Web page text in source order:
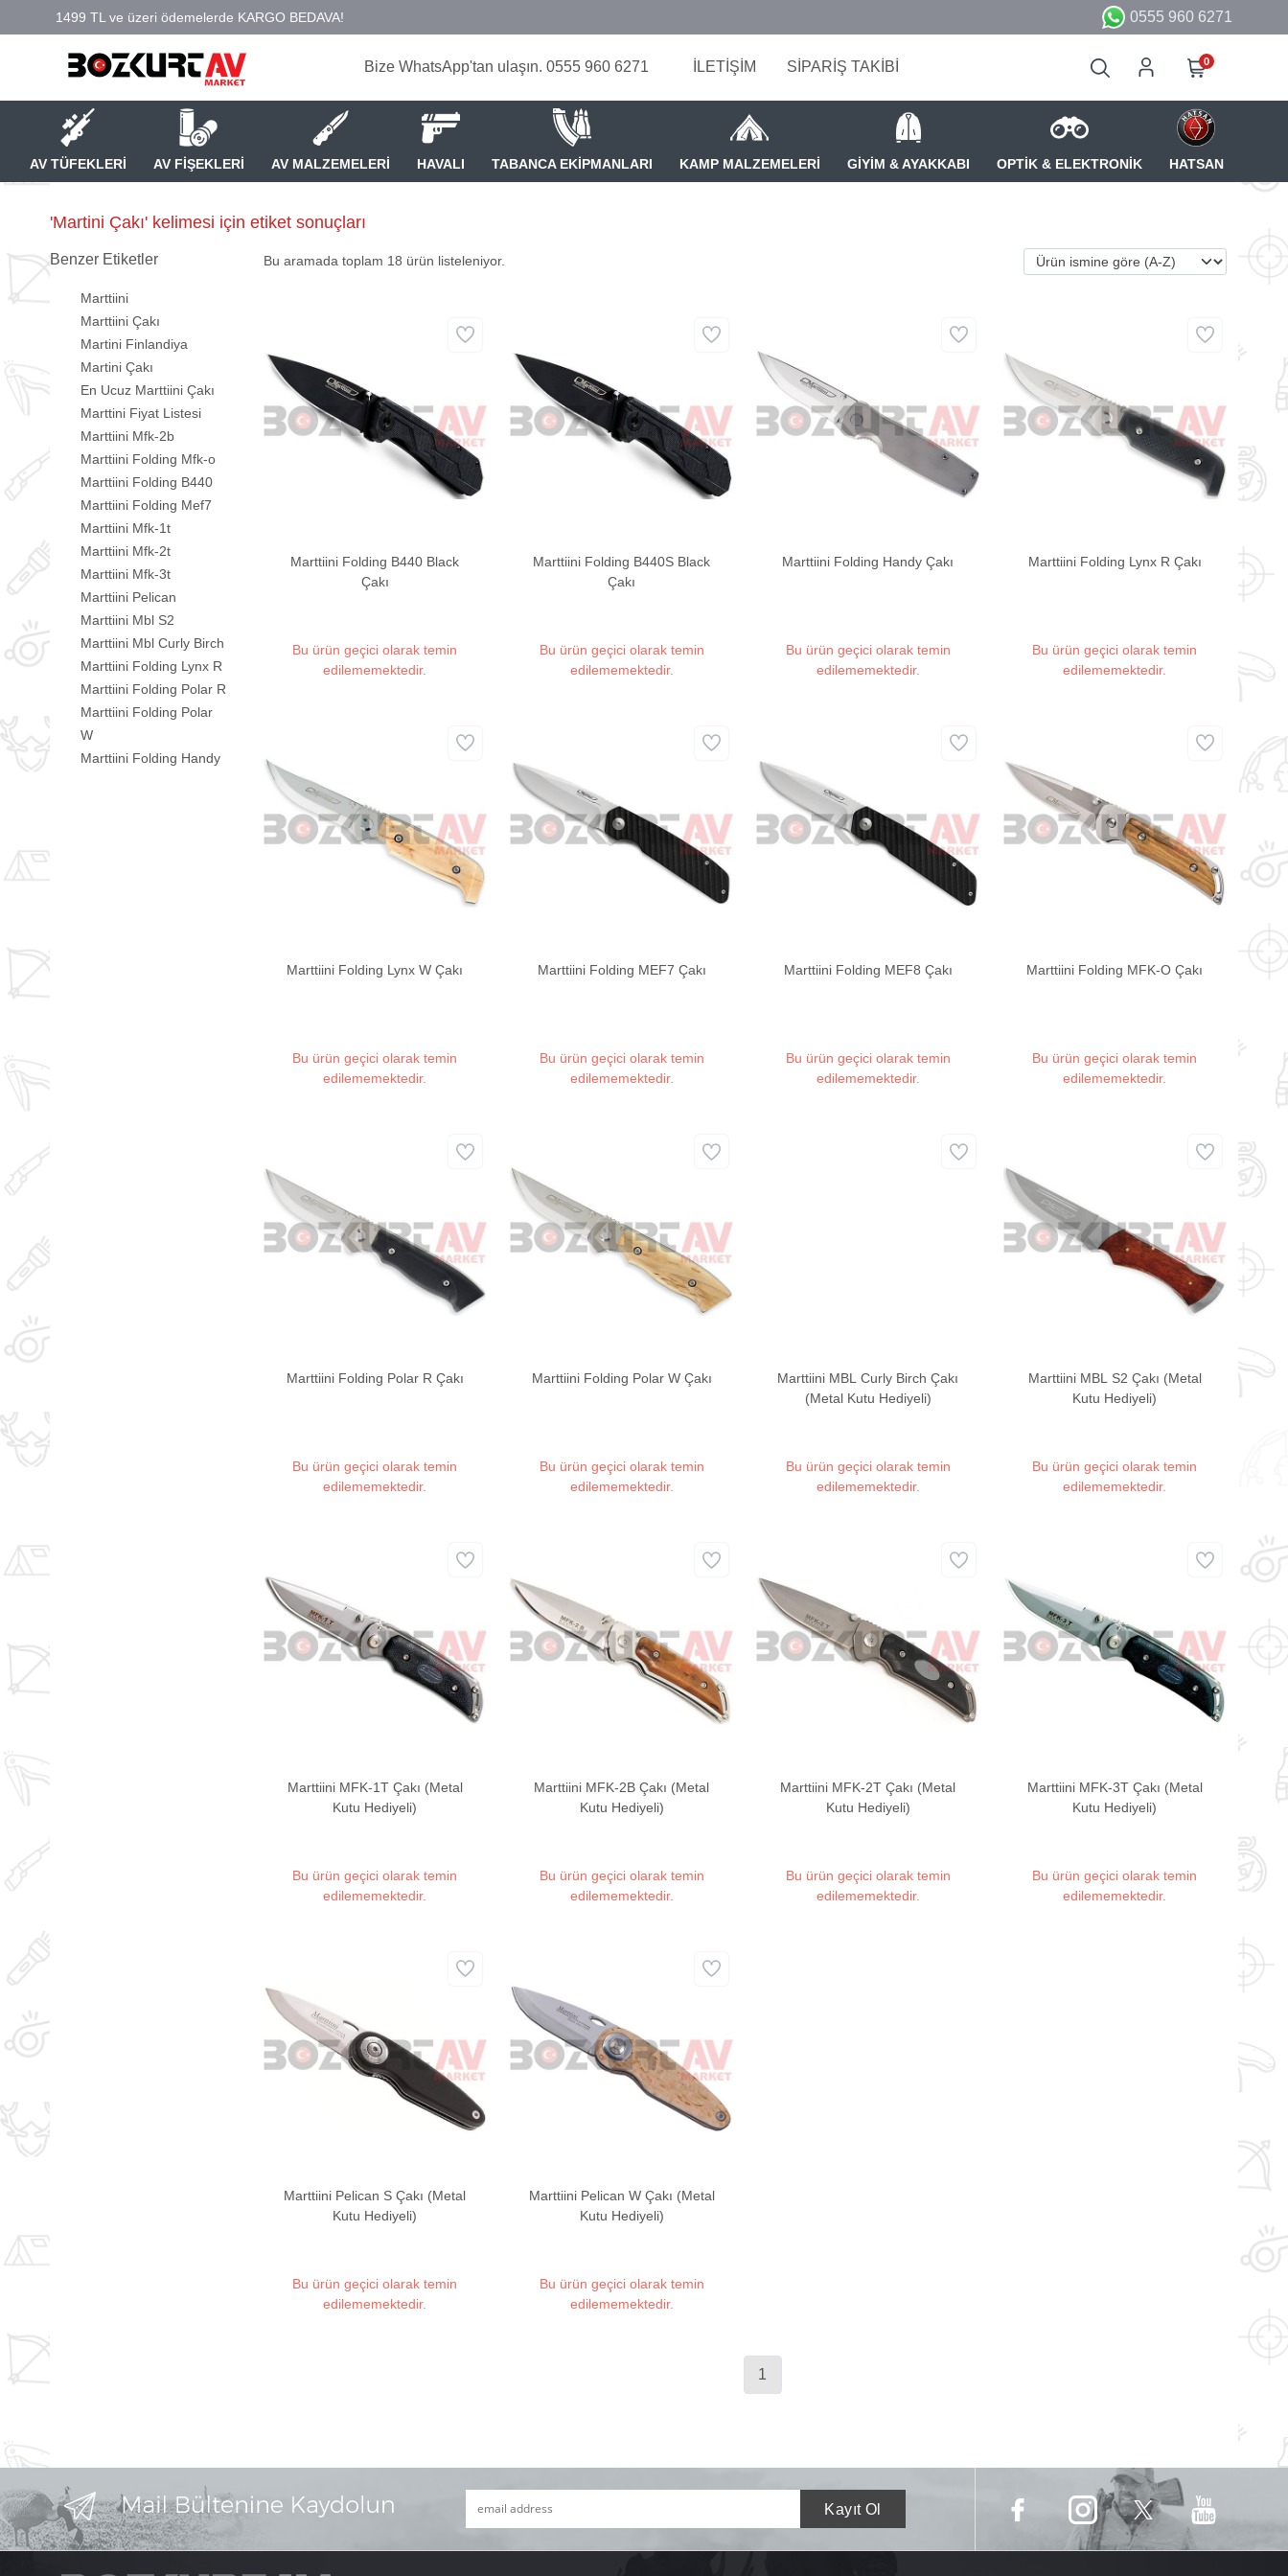
0555 960 6271
Bize WhatsApp'tan ulaşın. 0555 960 6271 İLETİŞİM SİPARİŞ TAKİBİ 0
AV TÜFEKLERİ AV FİŞEKLERİ AV MALZEMELERİ HAVALI TABANCA EKİPMANLARI KAMP MALZEMELERİ GİYİM & AYAKKABI OPTİK & ELEKTRONİK HATSAN
'Martini Çakı' kelimesi için etiket sonuçları
Benzer Etiketler
Marttiini
Marttiini Çakı
Martini Finlandiya
Martini Çakı
En Ucuz Marttiini Çakı
Marttini Fiyat Listesi
Marttiini Mfk-2b
Marttiini Folding Mfk-o
Marttiini Folding B440
Marttiini Folding Mef7
Marttiini Mfk-1t
Marttiini Mfk-2t
Marttiini Mfk-3t
Marttiini Pelican
Marttiini Mbl S2
Marttiini Mbl Curly Birch
Marttiini Folding Lynx R
Marttiini Folding Polar R
Marttiini Folding Polar
W
Marttiini Folding Handy
Bu aramada toplam 18 ürün listeleniyor.
Marttiini Folding B440 Black
Çakı
Bu ürün geçici olarak temin
edilememektedir.
Marttiini Folding B440S Black
Çakı
Bu ürün geçici olarak temin
edilememektedir.
Marttiini Folding Handy Çakı
Bu ürün geçici olarak temin
edilememektedir.
Marttiini Folding Lynx R Çakı
Bu ürün geçici olarak temin
edilememektedir.
Marttiini Folding Lynx W Çakı
Bu ürün geçici olarak temin
edilememektedir.
Marttiini Folding MEF7 Çakı
Bu ürün geçici olarak temin
edilememektedir.
Marttiini Folding MEF8 Çakı
Bu ürün geçici olarak temin
edilememektedir.
Marttiini Folding MFK-O Çakı
Bu ürün geçici olarak temin
edilememektedir.
Marttiini Folding Polar R Çakı
Bu ürün geçici olarak temin
edilememektedir.
Marttiini Folding Polar W Çakı
Bu ürün geçici olarak temin
edilememektedir.
Marttiini MBL Curly Birch Çakı
(Metal Kutu Hediyeli)
Bu ürün geçici olarak temin
edilememektedir.
Marttiini MBL S2 Çakı (Metal
Kutu Hediyeli)
Bu ürün geçici olarak temin
edilememektedir.
Marttiini MFK-1T Çakı (Metal
Kutu Hediyeli)
Bu ürün geçici olarak temin
edilememektedir.
Marttiini MFK-2B Çakı (Metal
Kutu Hediyeli)
Bu ürün geçici olarak temin
edilememektedir.
Marttiini MFK-2T Çakı (Metal
Kutu Hediyeli)
Bu ürün geçici olarak temin
edilememektedir.
Marttiini MFK-3T Çakı (Metal
Kutu Hediyeli)
Bu ürün geçici olarak temin
edilememektedir.
Marttiini Pelican S Çakı (Metal
Kutu Hediyeli)
Bu ürün geçici olarak temin
edilememektedir.
Marttiini Pelican W Çakı (Metal
Kutu Hediyeli)
Bu ürün geçici olarak temin
edilememektedir.
1